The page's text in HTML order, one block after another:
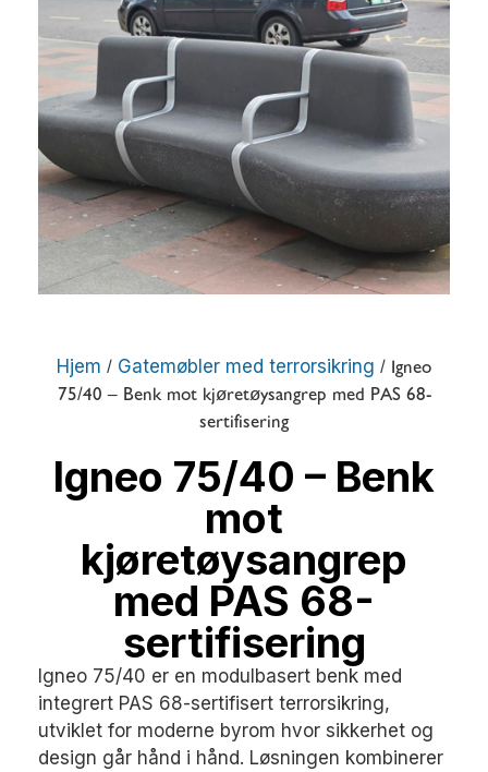
Hjem / Gatemøbler med terrorsikring / Igneo
75/40 – Benk mot kjøretøysangrep med PAS 68-
sertifisering
Igneo 75/40 – Benk
mot
kjøretøysangrep
med PAS 68-
sertifisering
Igneo 75/40 er en modulbasert benk med
integrert PAS 68-sertifisert terrorsikring,
utviklet for moderne byrom hvor sikkerhet og
design går hånd i hånd. Løsningen kombinerer